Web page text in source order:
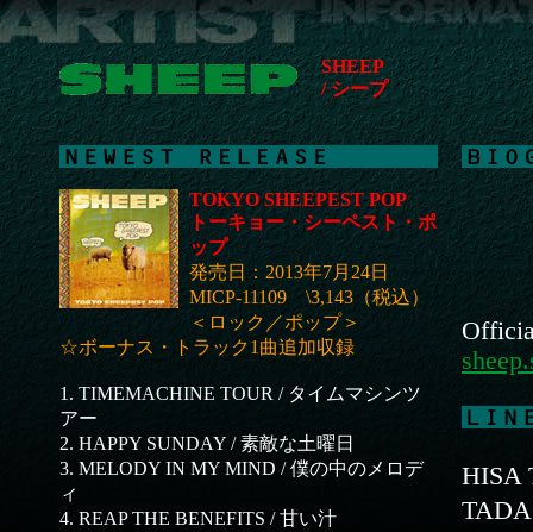
SHEEP
/ シープ
TOKYO SHEEPEST POP
トーキョー・シーペスト・ポ
ップ
発売日：2013年7月24日
MICP-11109 \3,143（税込）
＜ロック／ポップ＞
☆ボーナス・トラック1曲追加収録
1. TIMEMACHINE TOUR / タイムマシンツ
アー
2. HAPPY SUNDAY / 素敵な土曜日
3. MELODY IN MY MIND / 僕の中のメロデ
ィ
4. REAP THE BENEFITS / 甘い汁
HISA